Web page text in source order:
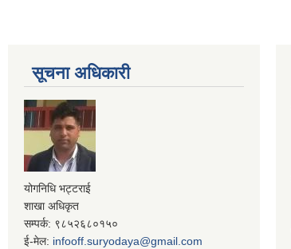
सूचना अधिकारी
योगनिधि भट्टराई
शाखा अधिकृत
सम्पर्क: ९८५२६८०१५०
ई-मेल: infooff.suryodaya@gmail.com